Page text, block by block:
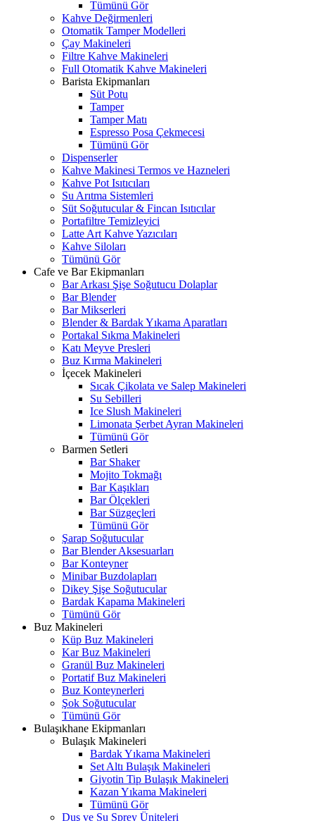
Tümünü Gör
Kahve Değirmenleri
Otomatik Tamper Modelleri
Çay Makineleri
Filtre Kahve Makineleri
Full Otomatik Kahve Makineleri
Barista Ekipmanları
Süt Potu
Tamper
Tamper Matı
Espresso Posa Çekmecesi
Tümünü Gör
Dispenserler
Kahve Makinesi Termos ve Hazneleri
Kahve Pot Isıtıcıları
Su Arıtma Sistemleri
Süt Soğutucular & Fincan Isıtıcılar
Portafiltre Temizleyici
Latte Art Kahve Yazıcıları
Kahve Siloları
Tümünü Gör
Cafe ve Bar Ekipmanları
Bar Arkası Şişe Soğutucu Dolaplar
Bar Blender
Bar Mikserleri
Blender & Bardak Yıkama Aparatları
Portakal Sıkma Makineleri
Katı Meyve Presleri
Buz Kırma Makineleri
İçecek Makineleri
Sıcak Çikolata ve Salep Makineleri
Su Sebilleri
Ice Slush Makineleri
Limonata Şerbet Ayran Makineleri
Tümünü Gör
Barmen Setleri
Bar Shaker
Mojito Tokmağı
Bar Kaşıkları
Bar Ölçekleri
Bar Süzgeçleri
Tümünü Gör
Şarap Soğutucular
Bar Blender Aksesuarları
Bar Konteyner
Minibar Buzdolapları
Dikey Şişe Soğutucular
Bardak Kapama Makineleri
Tümünü Gör
Buz Makineleri
Küp Buz Makineleri
Kar Buz Makineleri
Granül Buz Makineleri
Portatif Buz Makineleri
Buz Konteynerleri
Şok Soğutucular
Tümünü Gör
Bulaşıkhane Ekipmanları
Bulaşık Makineleri
Bardak Yıkama Makineleri
Set Altı Bulaşık Makineleri
Giyotin Tip Bulaşık Makineleri
Kazan Yıkama Makineleri
Tümünü Gör
Duş ve Su Sprey Üniteleri